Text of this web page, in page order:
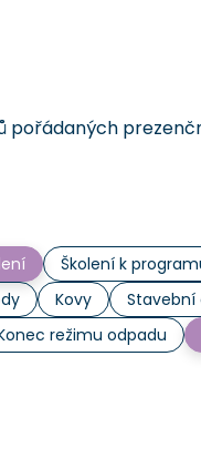
pořádaných
Školení k
Kovy Stavební
režimu odpadu